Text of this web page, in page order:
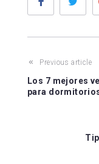
Previous article
Los 7 mejores
para